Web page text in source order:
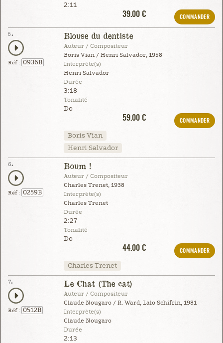
2:11
39.00 €
COMMANDER
5.
Réf : 0936B
Blouse du dentiste
Auteur / Compositeur
Boris Vian / Henri Salvador, 1958
Interprète(s)
Henri Salvador
Durée
3:18
Tonalité
Do
59.00 €
COMMANDER
Boris Vian
Henri Salvador
6.
Réf : 0259B
Boum !
Auteur / Compositeur
Charles Trenet, 1938
Interprète(s)
Charles Trenet
Durée
2:27
Tonalité
Do
44.00 €
COMMANDER
Charles Trenet
7.
Réf : 0512B
Le Chat (The cat)
Auteur / Compositeur
Claude Nougaro / R. Ward, Lalo Schifrin, 1981
Interprète(s)
Claude Nougaro
Durée
2:13